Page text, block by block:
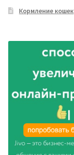
Кормление кошек